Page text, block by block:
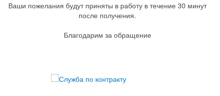
Ваши пожелания будут приняты в работу в течение 30 минут
после получения.
Благодарим за обращение